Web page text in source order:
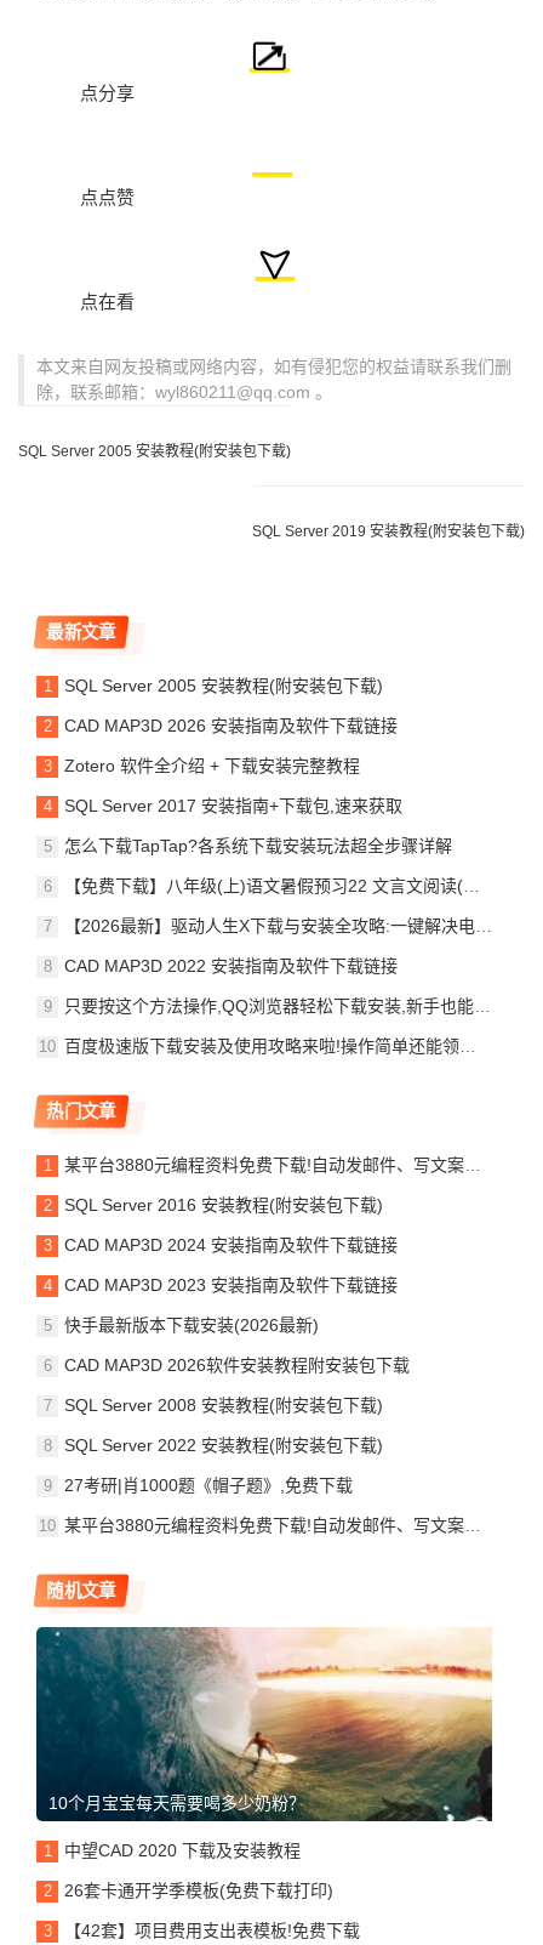
点分享
点点赞
点在看
本文来自网友投稿或网络内容，如有侵犯您的权益请联系我们删
除，联系邮箱：wyl860211@qq.com 。
SQL Server 2005 安装教程(附安装包下载)
SQL Server 2019 安装教程(附安装包下载)
最新文章
SQL Server 2005 安装教程(附安装包下载)
CAD MAP3D 2026 安装指南及软件下载链接
Zotero 软件全介绍 + 下载安装完整教程
SQL Server 2017 安装指南+下载包,速来获取
怎么下载TapTap?各系统下载安装玩法超全步骤详解
【免费下载】八年级(上)语文暑假预习22 文言文阅读(一),电子版,可打印
【2026最新】驱动人生X下载与安装全攻略:一键解决电脑驱动难题,告别蓝屏卡顿
CAD MAP3D 2022 安装指南及软件下载链接
只要按这个方法操作,QQ浏览器轻松下载安装,新手也能快速上手并使用!
百度极速版下载安装及使用攻略来啦!操作简单还能领金币,快来试试吧!
热门文章
某平台3880元编程资料免费下载!自动发邮件、写文案、破解下载网络资源等
SQL Server 2016 安装教程(附安装包下载)
CAD MAP3D 2024 安装指南及软件下载链接
CAD MAP3D 2023 安装指南及软件下载链接
快手最新版本下载安装(2026最新)
CAD MAP3D 2026软件安装教程附安装包下载
SQL Server 2008 安装教程(附安装包下载)
SQL Server 2022 安装教程(附安装包下载)
27考研|肖1000题《帽子题》,免费下载
某平台3880元编程资料免费下载!自动发邮件、写文案、破解下载网络资源等
随机文章
10个月宝宝每天需要喝多少奶粉？
中望CAD 2020 下载及安装教程
26套卡通开学季模板(免费下载打印)
【42套】项目费用支出表模板!免费下载